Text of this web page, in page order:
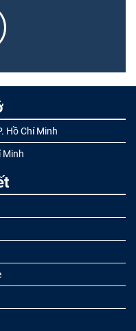
Hồ Chí Minh
Minh